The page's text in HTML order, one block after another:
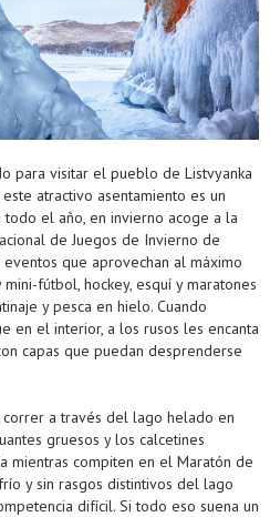
para visitar el pueblo de Listvyanka
atractivo asentamiento es un
el año, en invierno acoge a la
de Juegos de Invierno de
que aprovechan al máximo
fútbol, ​​hockey, esquí y maratones
y pesca en hielo. Cuando
en el interior, a los rusos les encanta
capas que puedan desprenderse
a través del lago helado en
gruesos y los calcetines
mientras compiten en el Maratón de
y sin rasgos distintivos del lago
difícil. Si todo eso suena un